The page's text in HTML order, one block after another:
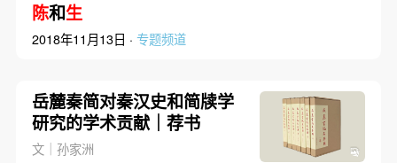
陈和生
2018年11月13日 · 专题频道
岳麓秦简对秦汉史和简牍学
研究的学术贡献｜荐书
文｜孙家洲